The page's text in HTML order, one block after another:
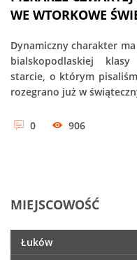
WE WTORKOWE
Dynamiczny charakter
bialskopodlaskiej
starcie, o którym
rozegrano już w
0 906
MIEJSCOWOŚĆ
Łuków